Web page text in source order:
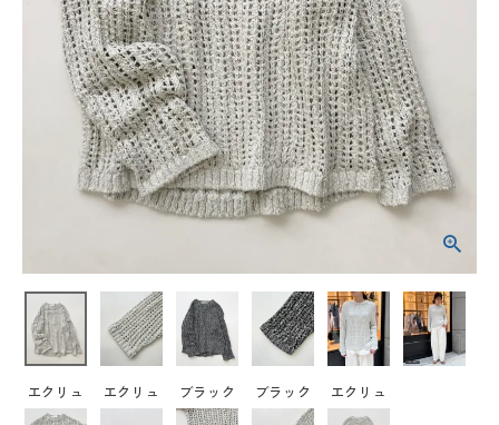
セール商品
カテゴリー
取り扱いブランド
店舗検索
BLOG
エクリュ エクリュ ブラック ブラック エクリュ